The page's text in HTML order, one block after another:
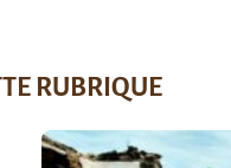
RUBRIQUE